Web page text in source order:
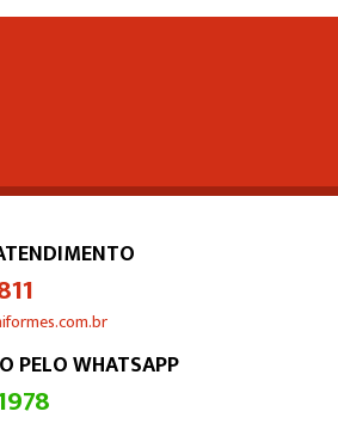
PELO WHATSAPP